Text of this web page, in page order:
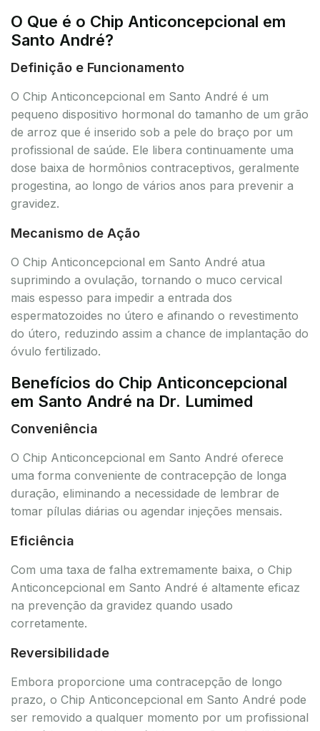
O Que é o Chip Anticoncepcional em
Santo André?
Definição e Funcionamento
O Chip Anticoncepcional em Santo André é um
pequeno dispositivo hormonal do tamanho de um grão
de arroz que é inserido sob a pele do braço por um
profissional de saúde. Ele libera continuamente uma
dose baixa de hormônios contraceptivos, geralmente
progestina, ao longo de vários anos para prevenir a
gravidez.
Mecanismo de Ação
O Chip Anticoncepcional em Santo André atua
suprimindo a ovulação, tornando o muco cervical
mais espesso para impedir a entrada dos
espermatozoides no útero e afinando o revestimento
do útero, reduzindo assim a chance de implantação do
óvulo fertilizado.
Benefícios do Chip Anticoncepcional
em Santo André na Dr. Lumimed
Conveniência
O Chip Anticoncepcional em Santo André oferece
uma forma conveniente de contracepção de longa
duração, eliminando a necessidade de lembrar de
tomar pílulas diárias ou agendar injeções mensais.
Eficiência
Com uma taxa de falha extremamente baixa, o Chip
Anticoncepcional em Santo André é altamente eficaz
na prevenção da gravidez quando usado
corretamente.
Reversibilidade
Embora proporcione uma contracepção de longo
prazo, o Chip Anticoncepcional em Santo André pode
ser removido a qualquer momento por um profissional